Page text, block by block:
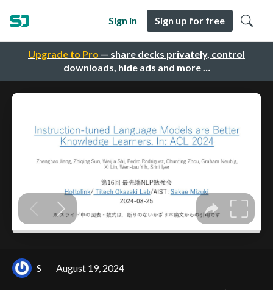
Upgrade to Pro — share decks privately, control
downloads, hide ads and more …
Sign in Sign up for free
S August 19, 2024